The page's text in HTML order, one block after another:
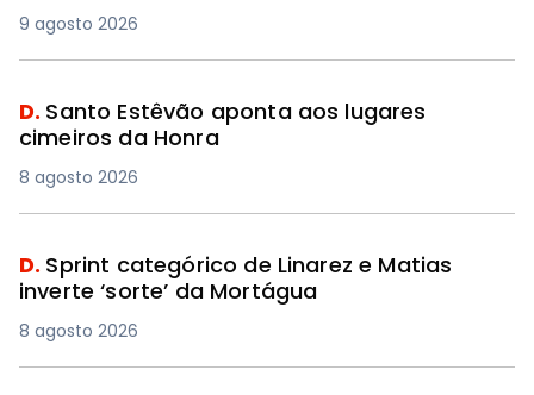
9 agosto 2026
D. Santo Estêvão aponta aos lugares
cimeiros da Honra
8 agosto 2026
D. Sprint categórico de Linarez e Matias
inverte ‘sorte’ da Mortágua
8 agosto 2026